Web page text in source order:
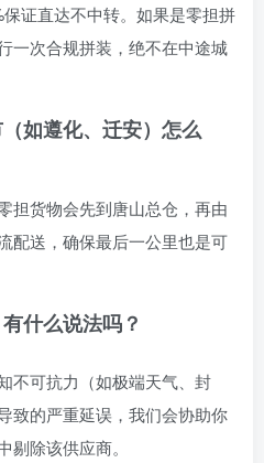
保证直达不中转。如果是零担拼
一次合规拼装，绝不在中途城
如遵化、迁安）怎么
担货物会先到唐山总仓，再由
配送，确保最后一公里也是可
什么说法吗？
不可抗力（如极端天气、封
致的严重延误，我们会协助你
除该供应商。